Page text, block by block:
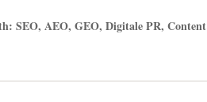
SEO, AEO, GEO, Digitale PR, Content